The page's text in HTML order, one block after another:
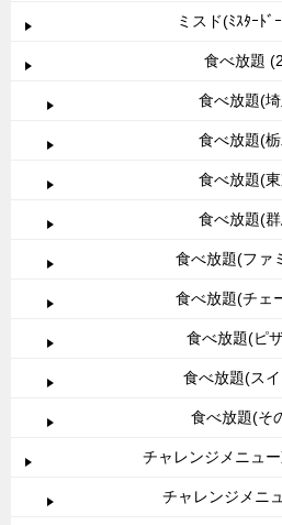
ミスド(ﾐｽﾀｰﾄﾞ
食べ放題
食べ放題(
食べ放題(
食べ放題(
食べ放題(
食べ放題(ファ
食べ放題(チェ
食べ放題(ピ
食べ放題(ス
食べ放題(そ
チャレンジメニュ
チャレンジメニ